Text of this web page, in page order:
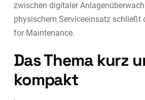
zwischen digitaler
physischem Serviceeinsatz schließt
for Maintenance.
Das Thema kurz
kompakt